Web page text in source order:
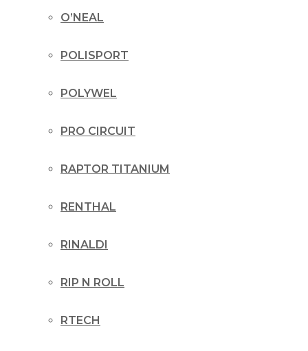
O’NEAL
POLISPORT
POLYWEL
PRO CIRCUIT
RAPTOR TITANIUM
RENTHAL
RINALDI
RIP N ROLL
RTECH